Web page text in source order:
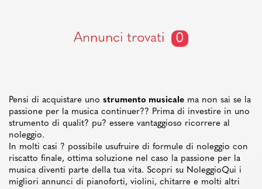
Annunci trovati 0
Pensi di acquistare uno strumento musicale ma non sai se la
passione per la musica continuer?? Prima di investire in uno
strumento di qualit? pu? essere vantaggioso ricorrere al
noleggio.
In molti casi ? possibile usufruire di formule di noleggio con
riscatto finale, ottima soluzione nel caso la passione per la
musica diventi parte della tua vita. Scopri su NoleggioQui i
migliori annunci di pianoforti, violini, chitarre e molti altri